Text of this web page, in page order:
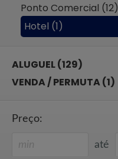
Ponto Comercial (12)
Hotel (1)
ALUGUEL (129)
VENDA / PERMUTA (1)
Preço:
até